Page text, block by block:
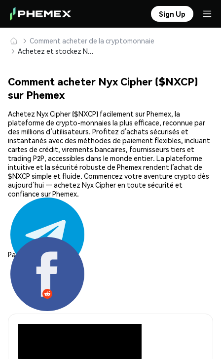
Sign Up
Comment acheter de la cryptomonnaie
Achetez et stockez Nyx Cipher ($NXCP) en toute sécurité
Comment acheter Nyx Cipher ($NXCP)
sur Phemex
Achetez Nyx Cipher ($NXCP) facilement sur Phemex, la
plateforme de crypto-monnaies la plus efficace, reconnue par
des millions d’utilisateurs. Profitez d’achats sécurisés et
instantanés avec des méthodes de paiement flexibles, incluant
cartes de crédit, virements bancaires, fournisseurs tiers et
trading P2P, accessibles dans le monde entier. La plateforme
intuitive et la sécurité robuste de Phemex rendent l’achat de
$NXCP simple et fluide. Commencez votre aventure crypto dès
aujourd’hui — achetez Nyx Cipher en toute sécurité et
confiance sur Phemex.
Partager: